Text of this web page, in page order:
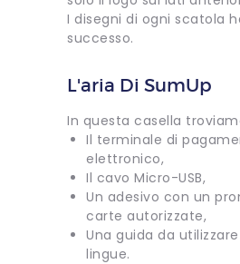
I disegni di ogni scatola
successo.
L'aria Di SumUp
In questa casella
Il terminale di
elettronico,
Il cavo Micro-USB,
Un adesivo con un
carte autorizzate,
Una guida da
lingue.